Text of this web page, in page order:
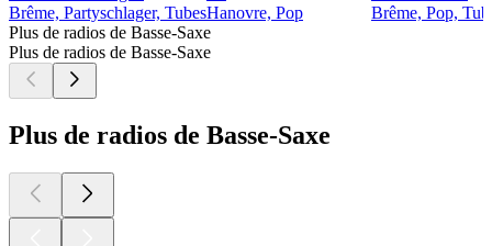
Brême, Partyschlager, TubesHanovre, Pop
Brême, Pop,
Plus de radios de Basse-Saxe
Plus de radios de Basse-Saxe
Plus de radios de Basse-Saxe